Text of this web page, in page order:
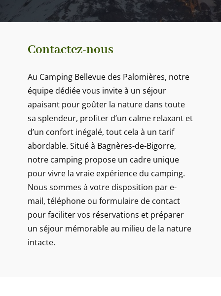
Contactez-nous
Au Camping Bellevue des Palomières, notre
équipe dédiée vous invite à un séjour
apaisant pour goûter la nature dans toute
sa splendeur, profiter d’un calme relaxant et
d’un confort inégalé, tout cela à un tarif
abordable. Situé à Bagnères-de-Bigorre,
notre camping propose un cadre unique
pour vivre la vraie expérience du camping.
Nous sommes à votre disposition par e-
mail, téléphone ou formulaire de contact
pour faciliter vos réservations et préparer
un séjour mémorable au milieu de la nature
intacte.